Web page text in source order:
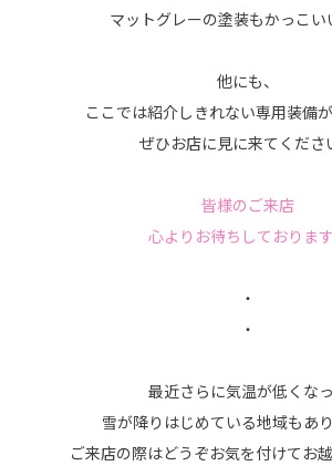
マットグレーの塗装もかっこい
他にも、
ここでは紹介しきれない専用装備
ぜひお店に見に来てくださ
皆様のご来店
心よりお待ちしております
・
・
最近さらに気温が低くな
雪が降りはじめている地域もあ
ご来店の際はどうぞお気を付けてお越